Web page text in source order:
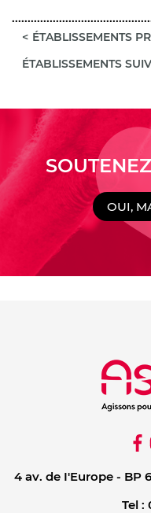
ÉTABLISSEMENTS
ÉTABLISSEMENTS
OUI,
4 av. de I'Europe - BP
Tel :